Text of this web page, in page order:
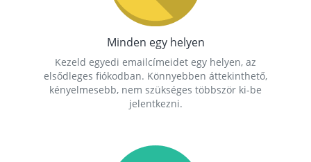
Minden egy helyen
Kezeld egyedi emailcímeidet egy helyen, az
elsődleges fiókodban. Könnyebben áttekinthető,
kényelmesebb, nem szükséges többször ki-be
jelentkezni.